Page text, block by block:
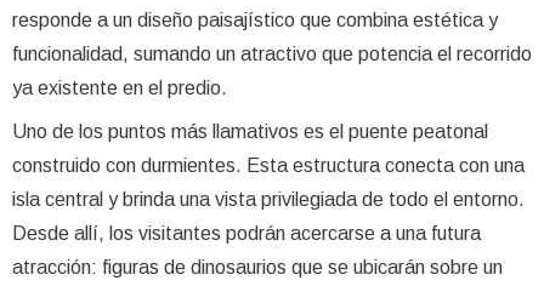
responde a un diseño paisajístico que combina estética y
funcionalidad, sumando un atractivo que potencia el recorrido
ya existente en el predio.
Uno de los puntos más llamativos es el puente peatonal
construido con durmientes. Esta estructura conecta con una
isla central y brinda una vista privilegiada de todo el entorno.
Desde allí, los visitantes podrán acercarse a una futura
atracción: figuras de dinosaurios que se ubicarán sobre un